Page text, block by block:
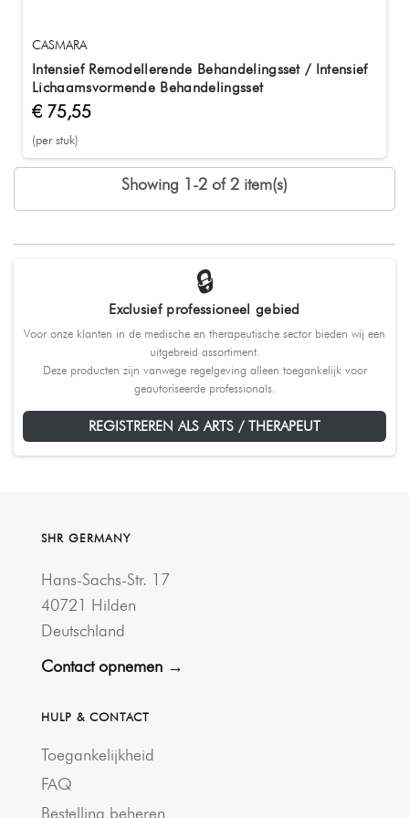
CASMARA
Intensief Remodellerende Behandelingsset / Intensief
Lichaamsvormende Behandelingsset
€ 75,55
(per stuk)
Showing 1-2 of 2 item(s)
🔒
Exclusief professioneel gebied
Voor onze klanten in de medische en therapeutische sector bieden wij een
uitgebreid assortiment.
Deze producten zijn vanwege regelgeving alleen toegankelijk voor
geautoriseerde professionals.
REGISTREREN ALS ARTS / THERAPEUT
SHR GERMANY
Hans-Sachs-Str. 17
40721 Hilden
Deutschland
Contact opnemen →
HULP & CONTACT
Toegankelijkheid
FAQ
Bestelling beheren